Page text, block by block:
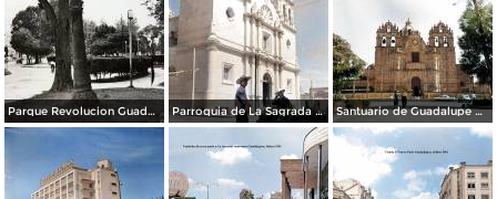
Parque Revolucion Guadalajara, Jalisco. Parroquia de La Sagrada familia Guadalajara, Jalisco 1961. Santuario de Guadalupe Guadalajara, Jalisco 1961.